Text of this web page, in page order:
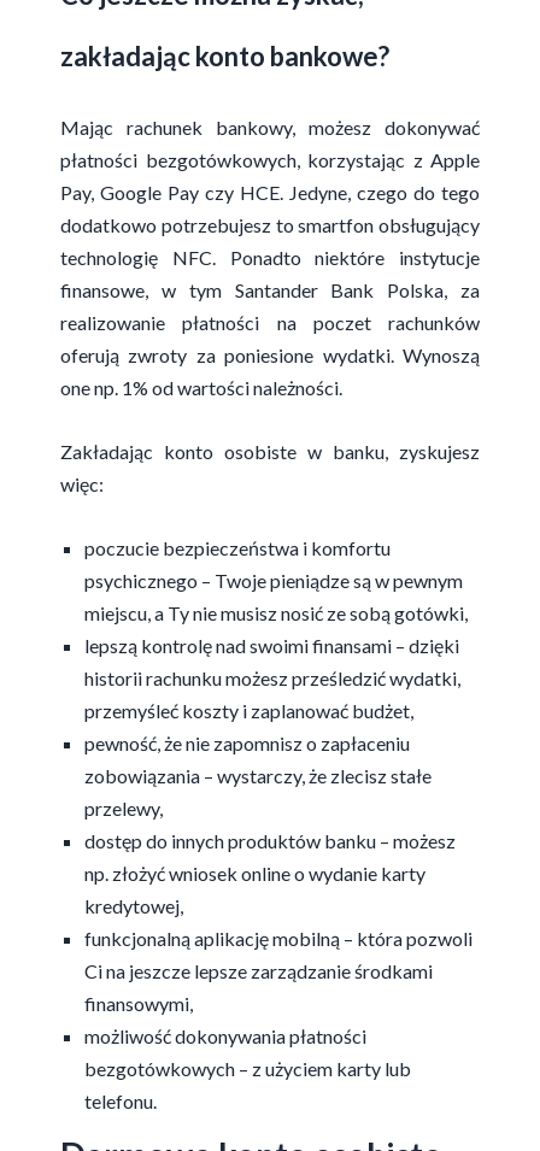
zakładając konto bankowe?
Mając rachunek bankowy, możesz dokonywać
płatności bezgotówkowych, korzystając z Apple
Pay, Google Pay czy HCE. Jedyne, czego do tego
dodatkowo potrzebujesz to smartfon obsługujący
technologię NFC. Ponadto niektóre instytucje
finansowe, w tym Santander Bank Polska, za
realizowanie płatności na poczet rachunków
oferują zwroty za poniesione wydatki. Wynoszą
one np. 1% od wartości należności.
Zakładając konto osobiste w banku, zyskujesz
więc:
poczucie bezpieczeństwa i komfortu
psychicznego – Twoje pieniądze są w pewnym
miejscu, a Ty nie musisz nosić ze sobą gotówki,
lepszą kontrolę nad swoimi finansami – dzięki
historii rachunku możesz prześledzić wydatki,
przemyśleć koszty i zaplanować budżet,
pewność, że nie zapomnisz o zapłaceniu
zobowiązania – wystarczy, że zlecisz stałe
przelewy,
dostęp do innych produktów banku – możesz
np. złożyć wniosek online o wydanie karty
kredytowej,
funkcjonalną aplikację mobilną – która pozwoli
Ci na jeszcze lepsze zarządzanie środkami
finansowymi,
możliwość dokonywania płatności
bezgotówkowych – z użyciem karty lub
telefonu.